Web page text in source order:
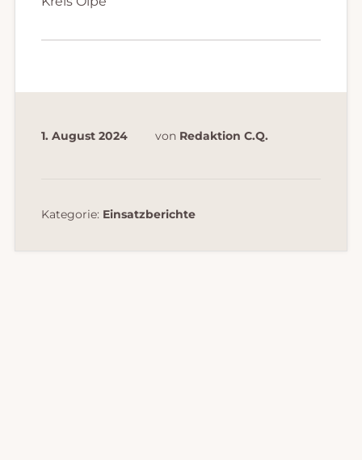
1. August 2024 von Redaktion C.Q.
Kategorie: Einsatzberichte